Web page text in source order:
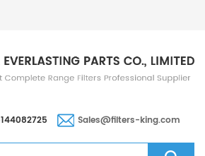
Sales@filters-king.com